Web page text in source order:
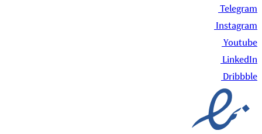
Telegram
Instagram
Youtube
LinkedIn
Dribbble